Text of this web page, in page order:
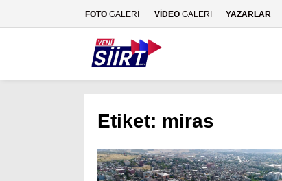
FOTO GALERİ VİDEO GALERİ YAZARLAR
Etiket: miras